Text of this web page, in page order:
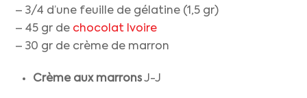
– 3/4 d’une feuille de gélatine (1,5 gr)
– 45 gr de chocolat Ivoire
– 30 gr de crème de marron
Crème aux marronsJ-J